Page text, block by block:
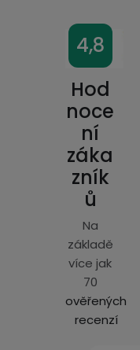
4,8
Hod
noce
ní
záka
zník
ů
Na
základě
více jak
70
ověřených
recenzí